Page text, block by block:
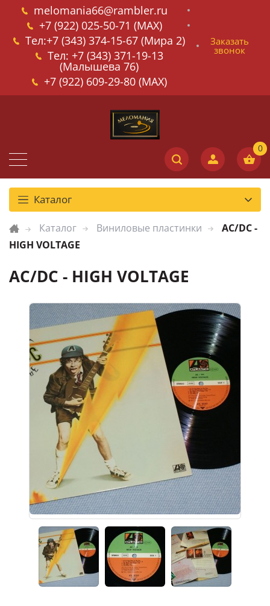
melomania66@rambler.ru
+7 (922) 025-50-71 (MAX)
Тел:+7 (343) 374-15-67 (Мира 2)
Тел: +7 (343) 371-19-13
(Малышева 76)
+7 (922) 609-29-80 (MAX)
Заказать
звонок
Каталог
Каталог Виниловые пластинки
AC/DC -
HIGH VOLTAGE
AC/DC - HIGH VOLTAGE